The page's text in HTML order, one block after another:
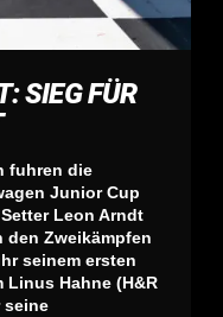
SIEG FÜR
fuhren die
Junior Cup
Leon Arndt
Zweikämpfen
seinem ersten
Linus Hahne (H&R
seine